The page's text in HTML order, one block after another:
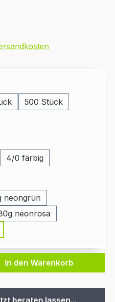
500 Stück
4/0 färbig
neongrün
neonrosa
den
In den Warenkorb
beraten lassen...